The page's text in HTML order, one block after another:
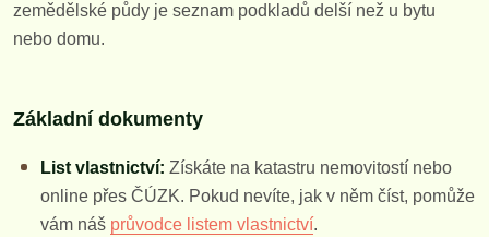
zemědělské půdy je seznam podkladů delší než u bytu
nebo domu.
Základní dokumenty
List vlastnictví: Získáte na katastru nemovitostí nebo
online přes ČÚZK. Pokud nevíte, jak v něm číst, pomůže
vám náš průvodce listem vlastnictví.